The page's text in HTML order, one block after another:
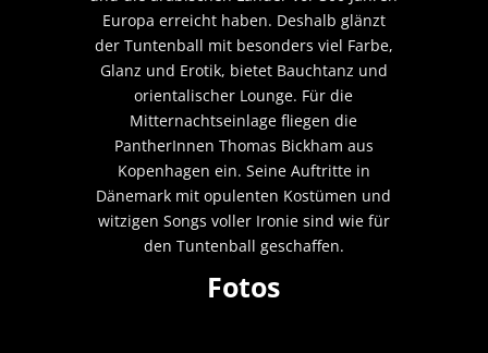
Europa erreicht haben. Deshalb glänzt
der Tuntenball mit besonders viel Farbe,
Glanz und Erotik, bietet Bauchtanz und
orientalischer Lounge. Für die
Mitternachtseinlage fliegen die
PantherInnen Thomas Bickham aus
Kopenhagen ein. Seine Auftritte in
Dänemark mit opulenten Kostümen und
witzigen Songs voller Ironie sind wie für
den Tuntenball geschaffen.
Fotos